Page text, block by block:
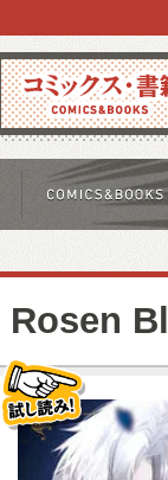
コミックス
Rosen
試し読み！